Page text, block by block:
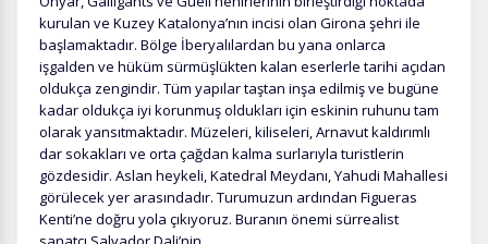
Zorunlu Çerezler HER ZAMAN AKTIF
Oturum yönetimi, güvenlik ve temel site işlevleri için
gereklidir. Bu çerezler olmadan site düzgün çalışmaz ve
devre dışı bırakılamaz.
kurulan ve Kuzey Katalonya’nın incisi olan Girona şehri ile
başlamaktadır. Bölge İberyalılardan bu yana onlarca
işgalden ve hüküm sürmüşlükten kalan eserlerle tarihi açıdan
oldukça zengindir. Tüm yapılar taştan inşa edilmiş ve bugüne
kadar oldukça iyi korunmuş oldukları için eskinin ruhunu tam
olarak yansıtmaktadır. Müzeleri, kiliseleri, Arnavut kaldırımlı
dar sokakları ve orta çağdan kalma surlarıyla turistlerin
gözdesidir. Aslan heykeli, Katedral Meydanı, Yahudi Mahallesi
görülecek yer arasındadır. Turumuzun ardından Figueras
Kenti’ne doğru yola çıkıyoruz. Buranın önemi sürrealist